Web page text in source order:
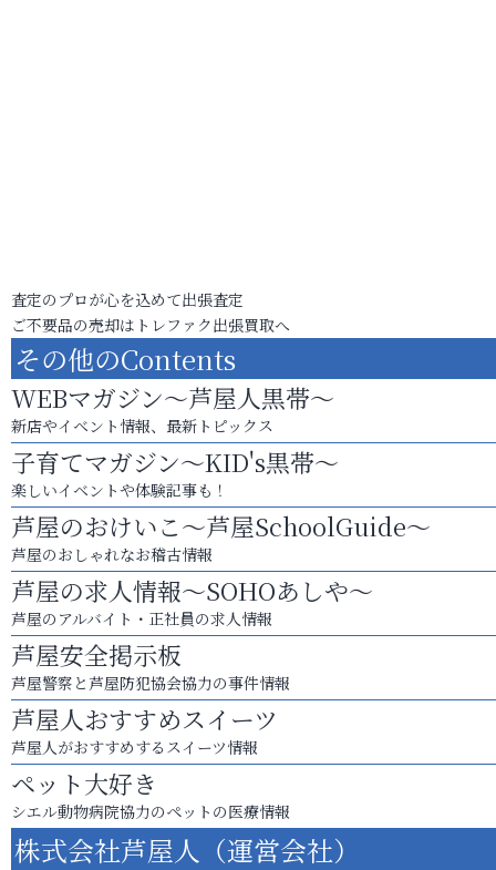
査定のプロが心を込めて出張査定
ご不要品の売却はトレファク出張買取へ
その他のContents
WEBマガジン～芦屋人黒帯～
新店やイベント情報、最新トピックス
子育てマガジン～KID's黒帯～
楽しいイベントや体験記事も！
芦屋のおけいこ～芦屋SchoolGuide～
芦屋のおしゃれなお稽古情報
芦屋の求人情報～SOHOあしや～
芦屋のアルバイト・正社員の求人情報
芦屋安全掲示板
芦屋警察と芦屋防犯協会協力の事件情報
芦屋人おすすめスイーツ
芦屋人がおすすめするスイーツ情報
ペット大好き
シエル動物病院協力のペットの医療情報
株式会社芦屋人（運営会社）